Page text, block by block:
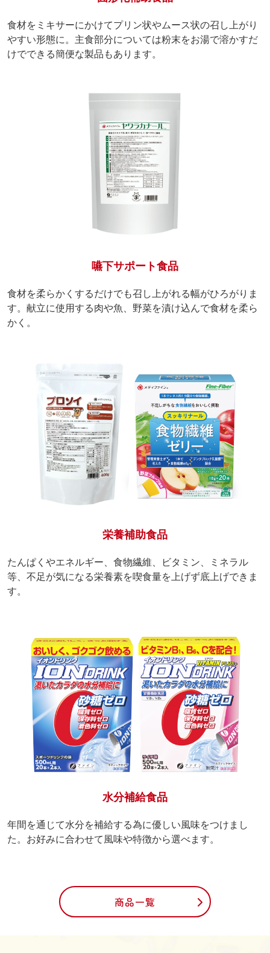
食材をミキサーにかけてプリン状やムース状の召し上がり
やすい形態に。主食部分については粉末をお湯で溶かすだ
けでできる簡便な製品もあります。
嚥下サポート食品
食材を柔らかくするだけでも召し上がれる幅がひろがりま
す。献立に使用する肉や魚、野菜を漬け込んで食材を柔ら
かく。
栄養補助食品
たんぱくやエネルギー、食物繊維、ビタミン、ミネラル
等、不足が気になる栄養素を喫食量を上げず底上げできま
す。
水分補給食品
年間を通じて水分を補給する為に優しい風味をつけまし
た。お好みに合わせて風味や特徴から選べます。
商品一覧